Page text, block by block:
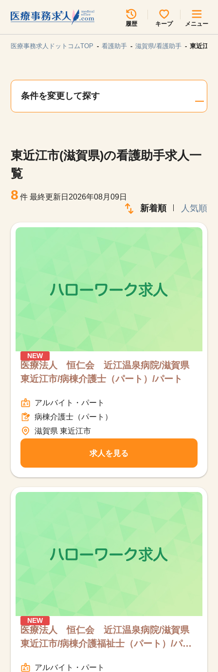
履歴 キープ メニュー
見学会・イベント情報
サイトの使い方
人材をお探しの医療機関・企業様
運営会社
医療事務求人ドットコムTOP 看護助手 滋賀県/看護助手 東近江市
条件を変更して探す
東近江市(滋賀県)の看護助手求人一
覧
8 件最終更新日2026年08月09日
新着順 人気順
NEW
医療法人 恒仁会 近江温泉病院/滋賀県
東近江市/病棟介護士（パート）/パート
アルバイト・パート
病棟介護士（パート）
滋賀県 東近江市
求人を見る
NEW
医療法人 恒仁会 近江温泉病院/滋賀県
東近江市/病棟介護福祉士（パート）/パー
アルバイト・パート
所在地のエリアを選択してください
各支店担当よりご連絡させていただきます。
関東
甲信越・北陸 中国・四国
九州・沖縄